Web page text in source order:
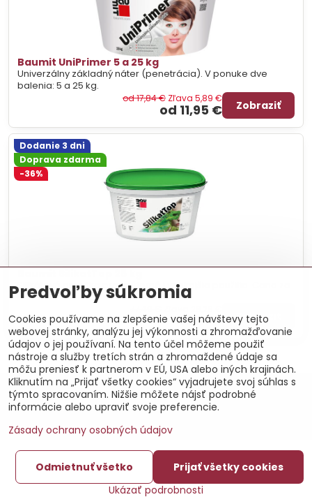
Baumit UniPrimer 5 a 25 kg
Univerzálny základný náter (penetrácia). V ponuke dve
balenia: 5 a 25 kg.
od 11,95 €
od 17,84 € Zľava 5,89 €
Zobraziť
Dodanie 3 dni
Doprava zdarma
-36%
Silikátová omietka pre vnútorné i vonkajšie použitie. Cena za
balenie.
49,21 € Zobraziť
©2026Copyright
Predvoľby súkromiaZásady ochrany osobných údajov
Predvoľby súkromia
Cookies používame na zlepšenie vašej návštevy tejto
webovej stránky, analýzu jej výkonnosti a zhromažďovanie
údajov o jej používaní. Na tento účel môžeme použiť
nástroje a služby tretích strán a zhromaždené údaje sa
môžu preniesť k partnerom v EÚ, USA alebo iných krajinách.
Kliknutím na „Prijať všetky cookies“ vyjadrujete svoj súhlas s
týmto spracovaním. Nižšie môžete nájsť podrobné
informácie alebo upraviť svoje preferencie.
Zásady ochrany osobných údajov
Ukázať podrobnosti
Prijať všetky cookies
Odmietnuť všetko